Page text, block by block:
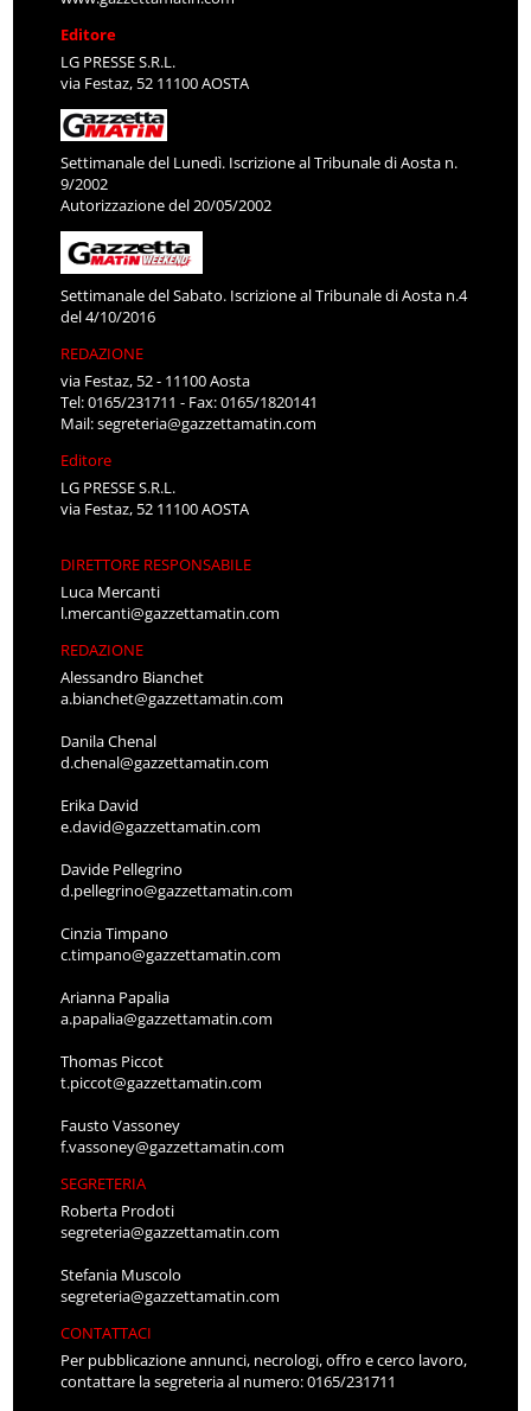
Editore
LG PRESSE S.R.L.
via Festaz, 52 11100 AOSTA
Settimanale del Lunedì. Iscrizione al Tribunale di Aosta n.
9/2002
Autorizzazione del 20/05/2002
Settimanale del Sabato. Iscrizione al Tribunale di Aosta n.4
del 4/10/2016
REDAZIONE
via Festaz, 52 - 11100 Aosta
Tel: 0165/231711 - Fax: 0165/1820141
Mail:segreteria@gazzettamatin.com
Editore
LG PRESSE S.R.L.
via Festaz, 52 11100 AOSTA
DIRETTORE RESPONSABILE
Luca Mercanti
l.mercanti@gazzettamatin.com
REDAZIONE
Alessandro Bianchet
a.bianchet@gazzettamatin.com
Danila Chenal
d.chenal@gazzettamatin.com
Erika David
e.david@gazzettamatin.com
Davide Pellegrino
d.pellegrino@gazzettamatin.com
Cinzia Timpano
c.timpano@gazzettamatin.com
Arianna Papalia
a.papalia@gazzettamatin.com
Thomas Piccot
t.piccot@gazzettamatin.com
Fausto Vassoney
f.vassoney@gazzettamatin.com
SEGRETERIA
Roberta Prodoti
segreteria@gazzettamatin.com
Stefania Muscolo
segreteria@gazzettamatin.com
CONTATTACI
Per pubblicazione annunci, necrologi, offro e cerco lavoro,
contattare la segreteria al numero: 0165/231711